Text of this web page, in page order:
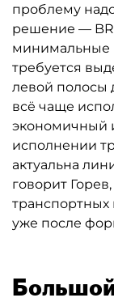
проблему
решение —
минимальные
требуется
левой полосы
всё чаще
экономичный
исполнении
актуальна
говорит
уже после